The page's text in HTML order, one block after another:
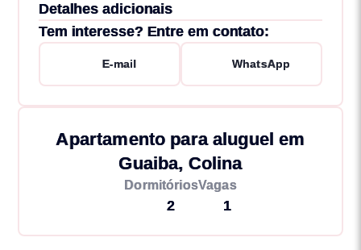
Detalhes adicionais
Tem interesse? Entre em contato:
E-mail WhatsApp
Apartamento para aluguel em
Guaiba, Colina
Dormitórios
2
Vagas
1